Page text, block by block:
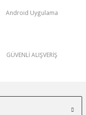
Android Uygulama
GÜVENLİ ALIŞVERİŞ